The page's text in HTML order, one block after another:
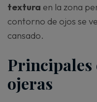
textura en la zona
contorno de ojos se
cansado.
Principales
ojeras